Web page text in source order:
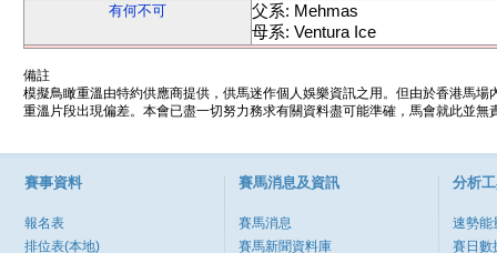
有何不可
父系: Mehmas
母系: Ventura Ice
備註
模擬鳥瞰重溫由特約供應商提供，供馬迷作個人娛樂資訊之用。但由於香港馬
重溫片段出現偏差。本會已盡一切努力務求有關資料盡可能準確，馬會就此並
賽事資料
報名表
排位表(本地)
賽馬消息及資訊
賽馬消息
賽馬新聞資料庫
分析
速勢能
賽日數